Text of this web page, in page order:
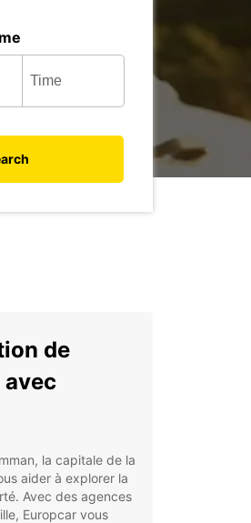
de
la capitale de la
aider à explorer la
Avec des agences
Europcar vous